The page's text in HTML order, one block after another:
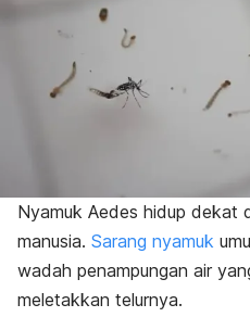
Nyamuk Aedes hidup dekat
manusia. Sarang nyamuk
wadah penampungan air
meletakkan telurnya.